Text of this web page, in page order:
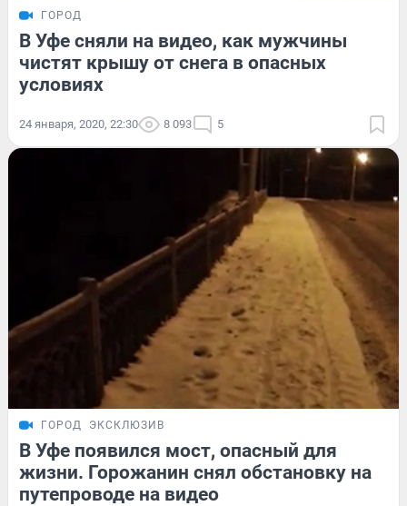
ГОРОД
В Уфе сняли на видео, как мужчины
чистят крышу от снега в опасных
условиях
24 января, 2020, 22:30 8 093 5
ГОРОД ЭКСКЛЮЗИВ
В Уфе появился мост, опасный для
жизни. Горожанин снял обстановку на
путепроводе на видео